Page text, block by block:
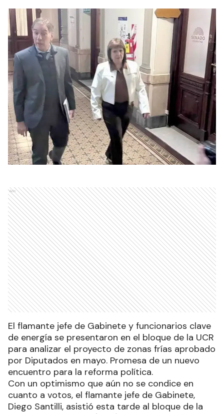
Ads
El flamante jefe de Gabinete y funcionarios clave
de energía se presentaron en el bloque de la UCR
para analizar el proyecto de zonas frías aprobado
por Diputados en mayo. Promesa de un nuevo
encuentro para la reforma política.
Con un optimismo que aún no se condice en
cuanto a votos, el flamante jefe de Gabinete,
Diego Santilli, asistió esta tarde al bloque de la